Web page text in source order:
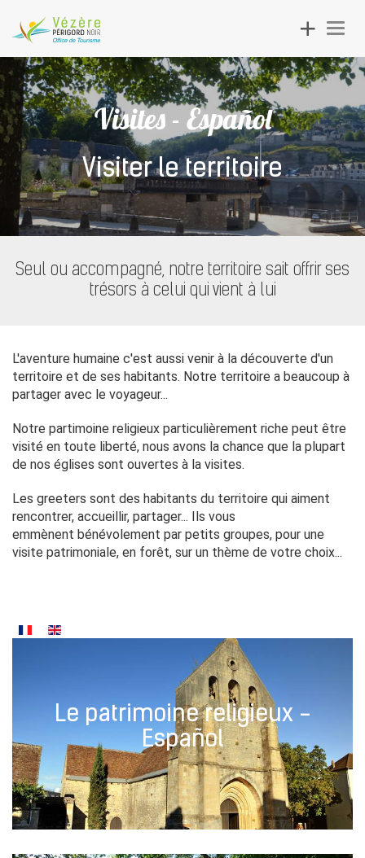
Toggle
navigation
Visites - Español
Visiter le territoire
Seul ou accompagné, notre territoire sait offrir ses
trésors à celui qui vient à lui
L'aventure humaine c'est aussi venir à la découverte d'un
territoire et de ses habitants. Notre territoire a beaucoup à
partager avec le voyageur...
Notre partimoine religieux particulièrement riche peut être
visité en toute liberté, nous avons la chance que la plupart
de nos églises sont ouvertes à la visites.
Les greeters sont des habitants du territoire qui aiment
rencontrer, accueillir, partager... Ils vous
emmènent bénévolement par petits groupes, pour une
visite patrimoniale, en forêt, sur un thème de votre choix...
Le patrimoine religieux -
Español